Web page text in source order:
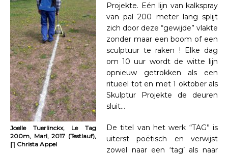
Joelle Tuerlinckx, Le Tag
200m, Marl, 2017 (Testlauf),
∏ Christa Appel
Projekte. Eén lijn van kalkspray
van pal 200 meter lang splijt
zich door deze “gewijde” vlakte
zonder maar een boom of een
sculptuur te raken ! Elke dag
om 10 uur wordt de witte lijn
opnieuw getrokken als een
ritueel tot en met 1 oktober als
Skulptur Projekte de deuren
sluit…
De titel van het werk “TAG” is
uiterst poëtisch en verwijst
zowel naar een ‘tag’ als naar